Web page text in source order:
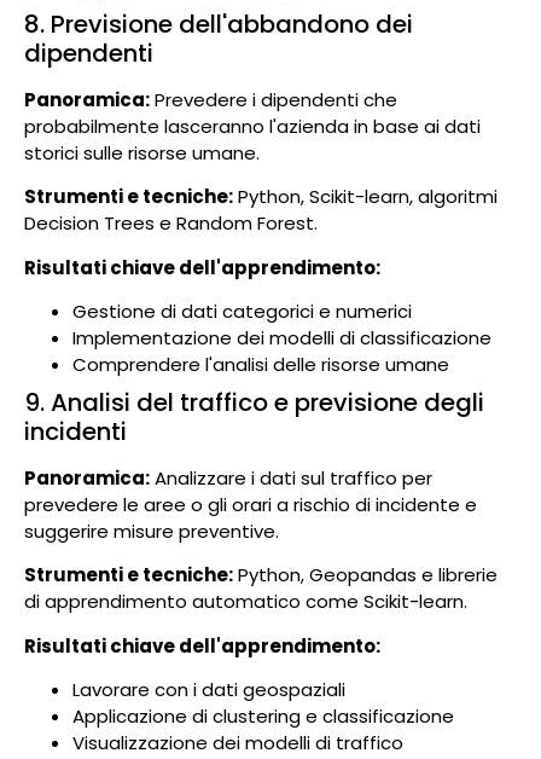
8. Previsione dell'abbandono dei
dipendenti
Panoramica:Prevedere i dipendenti che
probabilmente lasceranno l'azienda in base ai dati
storici sulle risorse umane.
Strumenti e tecniche:Python, Scikit-learn, algoritmi
Decision Trees e Random Forest.
Risultati chiave dell'apprendimento:
Gestione di dati categorici e numerici
Implementazione dei modelli di classificazione
Comprendere l'analisi delle risorse umane
9. Analisi del traffico e previsione degli
incidenti
Panoramica:Analizzare i dati sul traffico per
prevedere le aree o gli orari a rischio di incidente e
suggerire misure preventive.
Strumenti e tecniche:Python, Geopandas e librerie
di apprendimento automatico come Scikit-learn.
Risultati chiave dell'apprendimento:
Lavorare con i dati geospaziali
Applicazione di clustering e classificazione
Visualizzazione dei modelli di traffico